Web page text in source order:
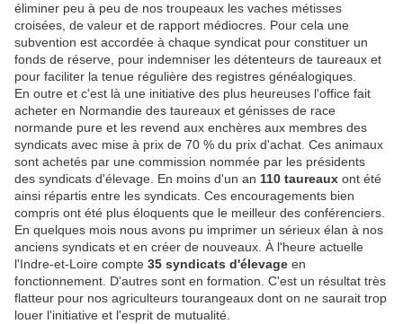
éliminer peu à peu de nos troupeaux les vaches métisses
croisées, de valeur et de rapport médiocres. Pour cela une
subvention est accordée à chaque syndicat pour constituer un
fonds de réserve, pour indemniser les détenteurs de taureaux et
pour faciliter la tenue régulière des registres généalogiques.
En outre et c'est là une initiative des plus heureuses l'office fait
acheter en Normandie des taureaux et génisses de race
normande pure et les revend aux enchères aux membres des
syndicats avec mise à prix de 70 % du prix d'achat. Ces animaux
sont achetés par une commission nommée par les présidents
des syndicats d'élevage. En moins d'un an 110 taureaux ont été
ainsi répartis entre les syndicats. Ces encouragements bien
compris ont été plus éloquents que le meilleur des conférenciers.
En quelques mois nous avons pu imprimer un sérieux élan à nos
anciens syndicats et en créer de nouveaux. À l'heure actuelle
l'Indre-et-Loire compte 35 syndicats d'élevage en
fonctionnement. D'autres sont en formation. C'est un résultat très
flatteur pour nos agriculteurs tourangeaux dont on ne saurait trop
louer l'initiative et l'esprit de mutualité.